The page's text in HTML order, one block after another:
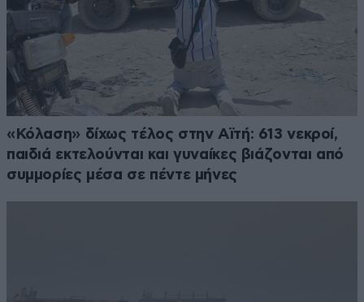
«Κόλαση» δίχως τέλος στην Αϊτή: 613 νεκροί,
παιδιά εκτελούνται και γυναίκες βιάζονται από
συμμορίες μέσα σε πέντε μήνες